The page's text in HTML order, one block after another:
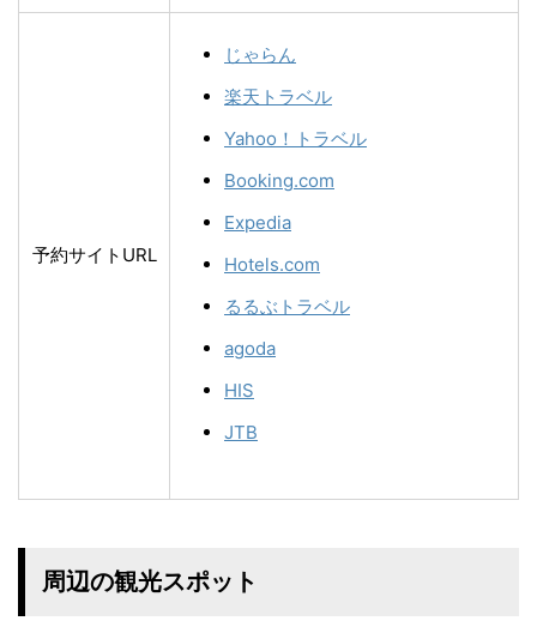
予約サイトURL
じゃらん
楽天トラベル
Yahoo！トラベル
Booking.com
Expedia
Hotels.com
るるぶトラベル
agoda
HIS
JTB
周辺の観光スポット